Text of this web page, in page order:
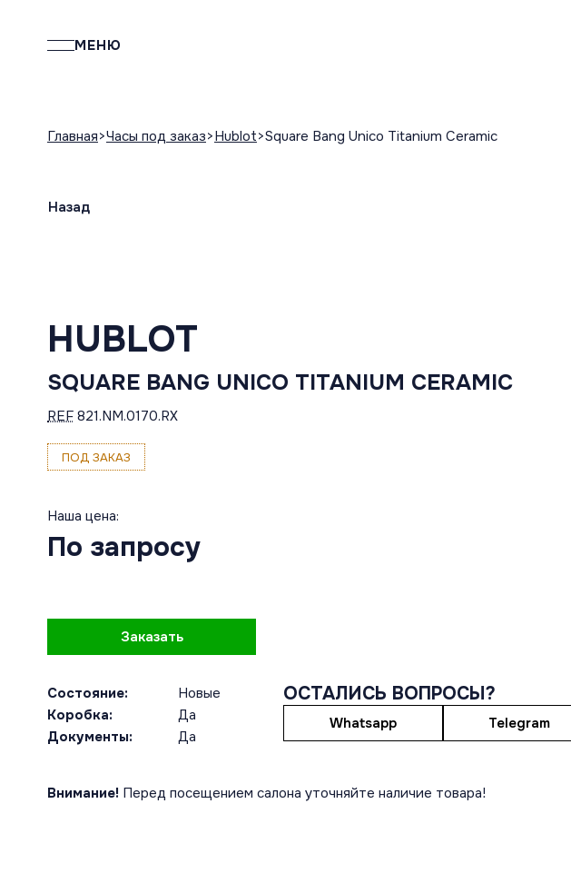
МЕНЮ
Главная Часы под заказ Hublot Square Bang Unico Titanium Ceramic
Назад
HUBLOT
SQUARE BANG UNICO TITANIUM CERAMIC
REF 821.NM.0170.RX
ПОД ЗАКАЗ
Наша цена:
По запросу
Заказать
Состояние:
Новые
Коробка:
Да
Документы:
Да
ОСТАЛИСЬ ВОПРОСЫ?
Whatsapp Telegram
Внимание! Перед посещением салона уточняйте наличие товара!